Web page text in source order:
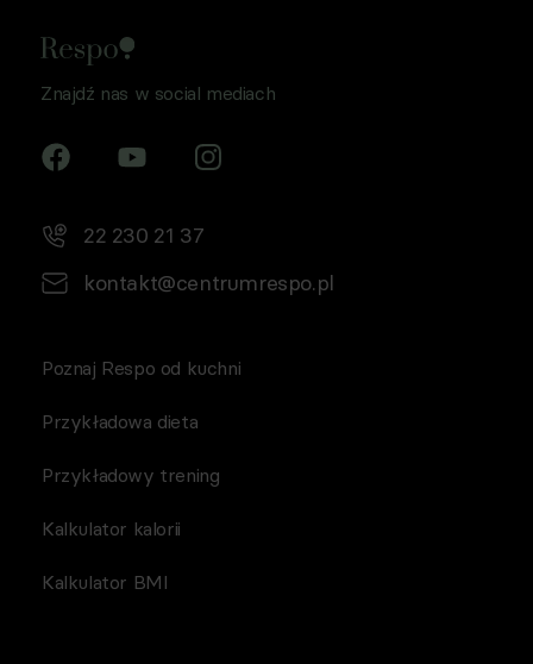
ustawy Prawo komunikacji elektronicznej z dnia 12 lipca
Współadministratorów (Respo Wrzosek Witkowski SK,
Znajdź nas w social mediach
22 230 21 37
kontakt@centrumrespo.pl
Poznaj Respo od kuchni
Przykładowa dieta
Przykładowy trening
Kalkulator kalorii
Kalkulator BMI